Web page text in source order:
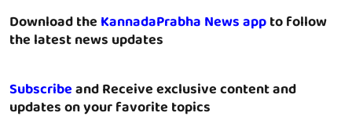
Download theKannadaPrabha News appto follow
the latest news updates
Subscribeand Receive exclusive content and
updates on your favorite topics